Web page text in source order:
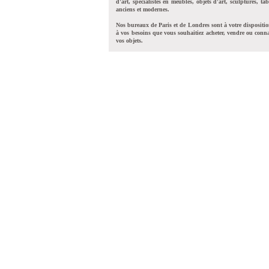
d'art, spécialistes en meubles, objets d'art, sculptures,
anciens et modernes.
Nos bureaux de Paris et de Londres sont à votre
à vos besoins que vous souhaitiez acheter, vendre ou
vos objets.